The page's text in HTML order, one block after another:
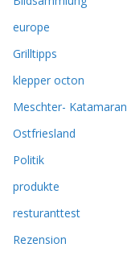
europe
Grilltipps
klepper octon
Meschter- Katamaran
Ostfriesland
Politik
produkte
resturanttest
Rezension